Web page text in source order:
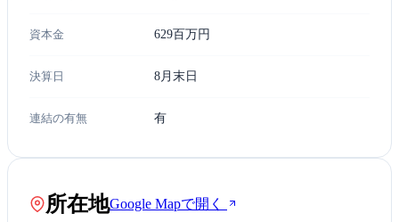
資本金 629百万円
決算日 8月末日
連結の有無 有
所在地Google Mapで開く